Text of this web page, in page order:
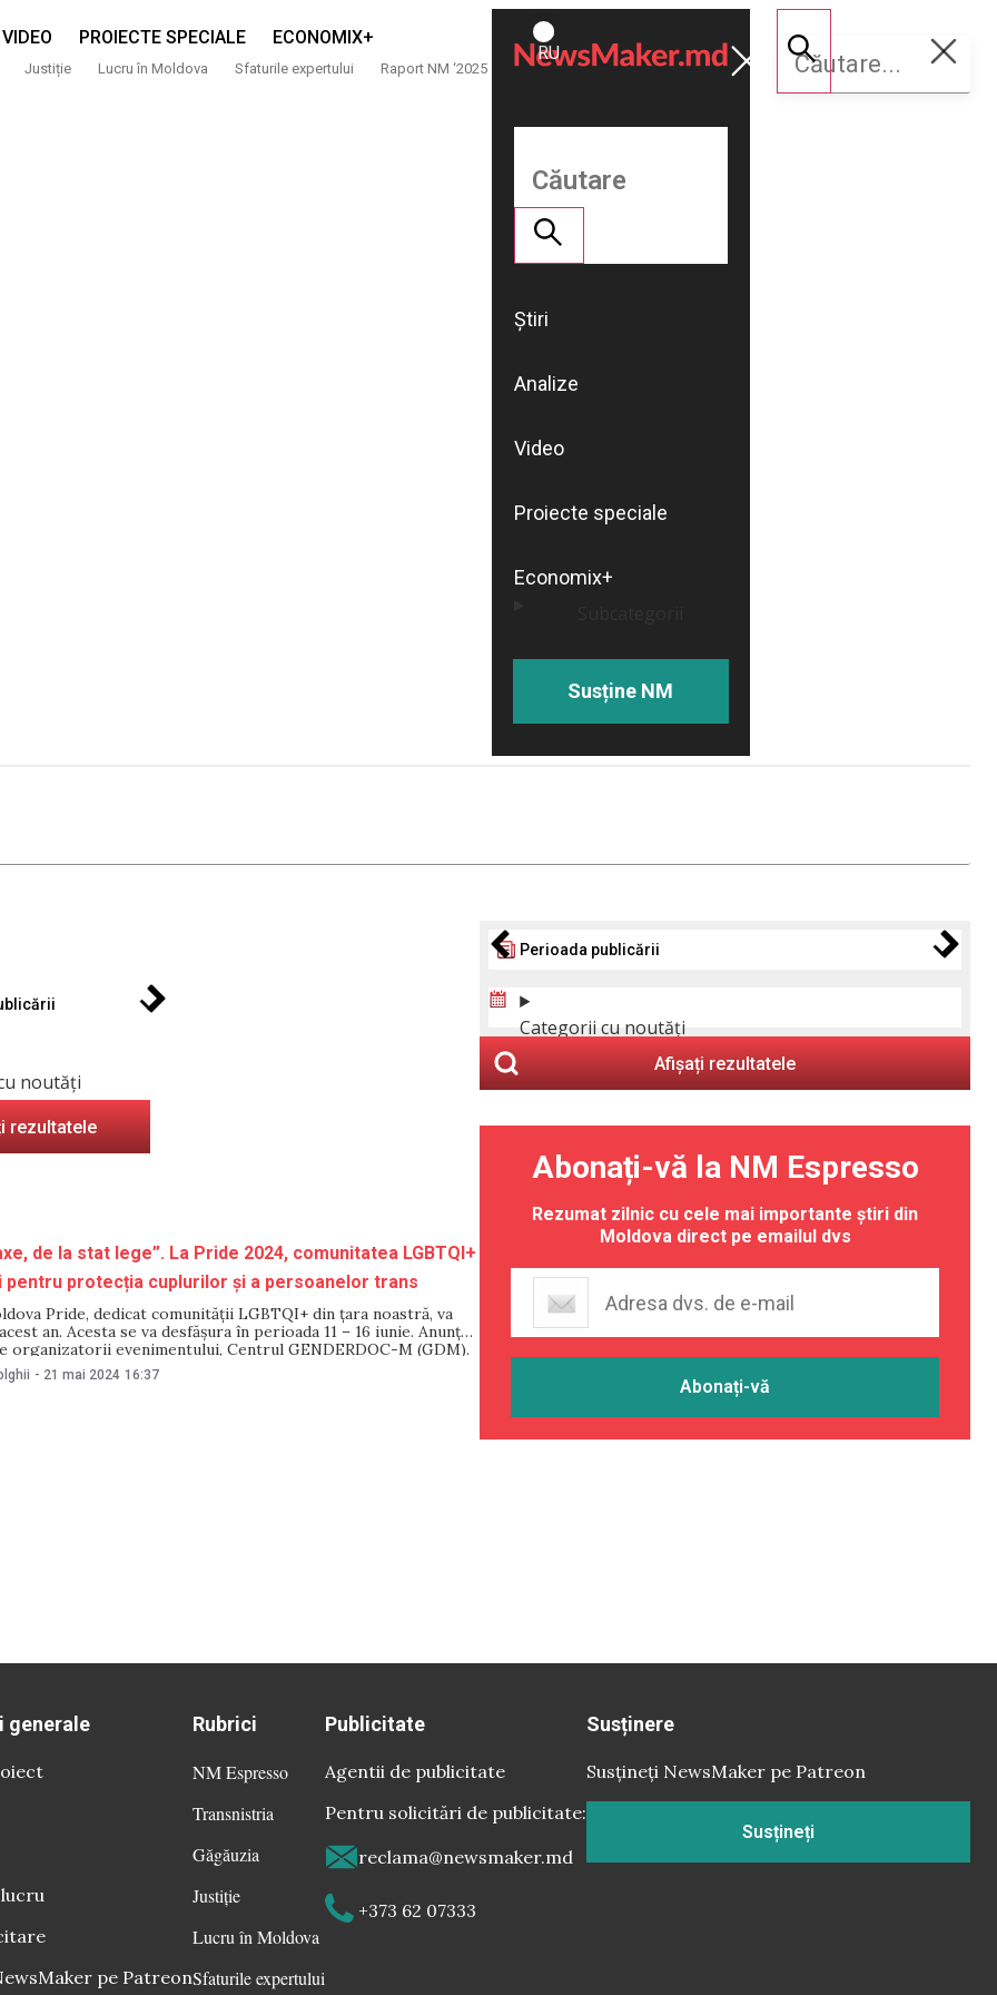
VIDEO PROIECTE SPECIALE ECONOMIX+
Justiție Lucru în Moldova Sfaturile expertului Raport NM ‘2025
ROMÂNĂ
RU
Susține
NM
Știri
Analize
Video
Proiecte speciale
Economix+
Susține NM
noutăți
rezultatele
de la stat lege”. La Pride 2024, comunitatea LGBTQI+
pentru protecția cuplurilor și a persoanelor trans
Pride, dedicat comunității LGBTQI+ din țara noastră, va
an. Acesta se va desfășura în perioada 11 – 16 iunie. Anunțul
organizatorii evenimentului, Centrul GENDERDOC-M (GDM).
Pride se va desfășura sub sloganul „De la noi taxe,
- 21 mai 2024 16:37
Perioada publicării
Categorii cu noutăți
Afișați rezultatele
Abonați-vă la NM Espresso
Rezumat zilnic cu cele mai importante știri din
Moldova direct pe emailul dvs
generale
pe Patreon
Rubrici
NM Espresso
Transnistria
Găgăuzia
Justiție
Lucru în Moldova
Sfaturile expertului
Publicitate
Agentii de publicitate
Pentru solicitări de publicitate:
reclama@newsmaker.md
+373 62 07333
Susținere
Susțineți NewsMaker pe Patreon
Susțineți